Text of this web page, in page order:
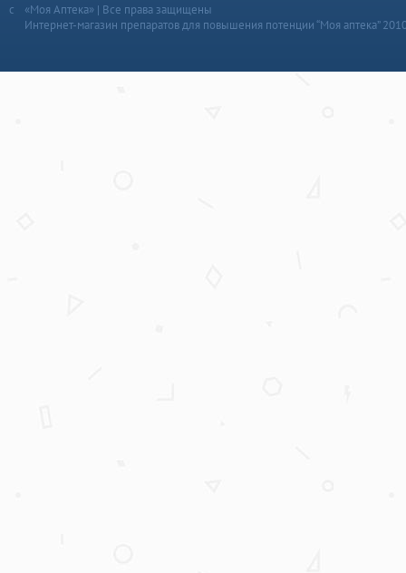
«Моя Аптека» | Все права защищены
Интернет-магазин препаратов для повышения потенции “Моя аптека”